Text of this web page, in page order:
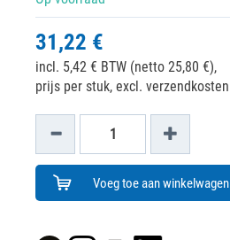
31,22 €
incl. 5,42 € BTW (netto 25,80 €),
prijs per stuk, excl. verzendkosten
Voeg toe aan winkelwagen